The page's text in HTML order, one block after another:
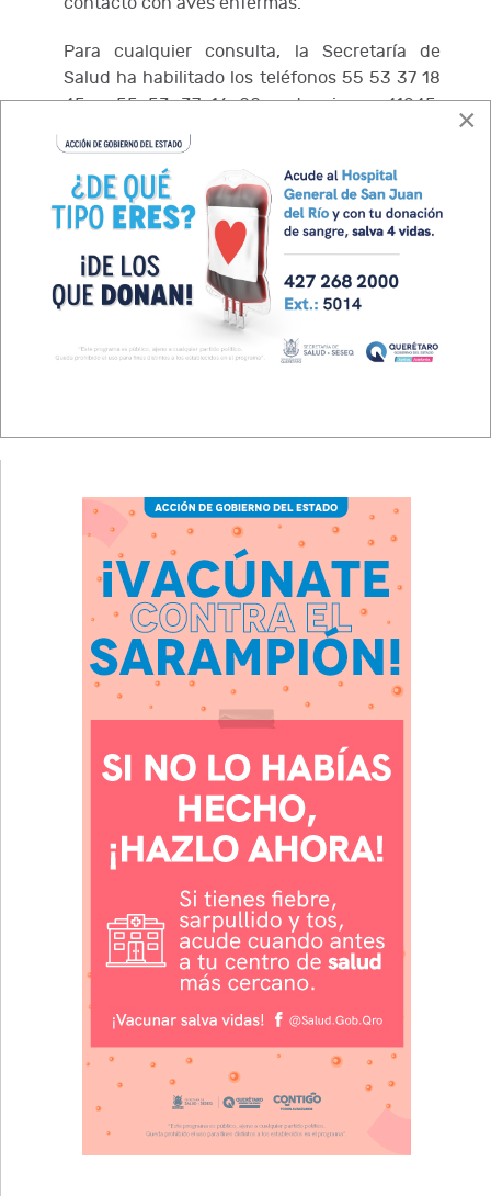
Para cualquier consulta, la Secretaría de
Salud ha habilitado los teléfonos 55 53 37 18
45 y 55 53 37 16 00, extensiones 41845,
Esta información busca tranquilizar a la
población mientras se mantienen las medidas
de prevención y control para evitar la
propagación de la influenza aviar en México.
×